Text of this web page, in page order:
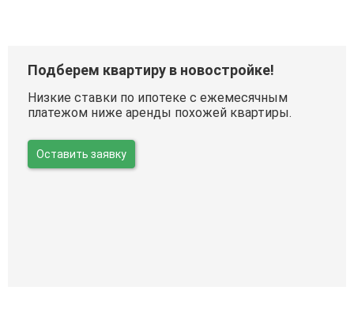
Подберем квартиру в новостройке!
Низкие ставки по ипотеке с ежемесячным
платежом ниже аренды похожей квартиры.
Оставить заявку